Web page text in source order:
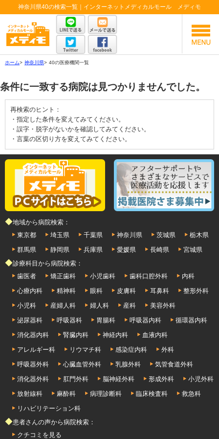
神奈川県40の検索一覧｜インターネットメディカルモール メディモ
ホーム> 神奈川県> 40の医療機関一覧
条件に一致する病院は見つかりませんでした。
再検索のヒント：
・指定した条件を変えてみてください。
・誤字・脱字がないかを確認してみてください。
・言葉の区切り方を変えてみてください。
◆地域から病院検索：
東京都
埼玉県 千葉県 神奈川県 茨城県
栃木県
群馬県
静岡県 兵庫県 愛媛県 長崎県
宮城県
◆診療科目から病院検索：
歯医者
矯正歯科 小児歯科 歯科口腔外科
内科
心療内科
精神科 眼科 皮膚科 耳鼻科
整形外科
小児科
産婦人科 婦人科 産科
美容外科
泌尿器科
呼吸器科 胃腸科 呼吸器内科
循環器内科
消化器内科
腎臓内科 神経内科
血液内科
アレルギー科
リウマチ科 感染症内科
外科
呼吸器外科
心臓血管外科 乳腺外科
気管食道外科
消化器外科
肛門外科 脳神経外科 形成外科
小児外科
放射線科
麻酔科 病理診断科 臨床検査科
救急科
リハビリテーション科
◆患者さんの声から病院検索：
クチコミを見る